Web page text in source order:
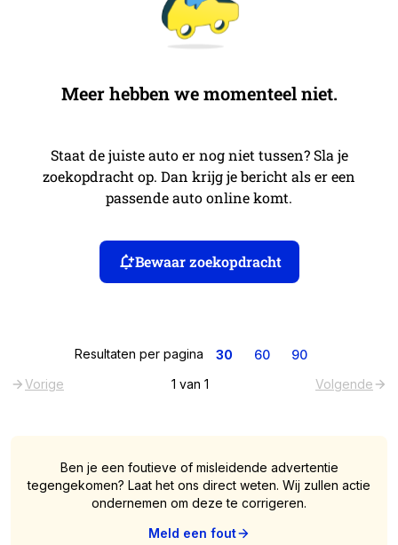
Meer hebben we momenteel niet.
Staat de juiste auto er nog niet tussen? Sla je
zoekopdracht op. Dan krijg je bericht als er een
passende auto online komt.
Bewaar zoekopdracht
Resultaten per pagina 30 60
90
Vorige
1 van 1 Volgende
Ben je een foutieve of misleidende advertentie
tegengekomen? Laat het ons direct weten. Wij zullen actie
ondernemen om deze te corrigeren.
Meld een fout